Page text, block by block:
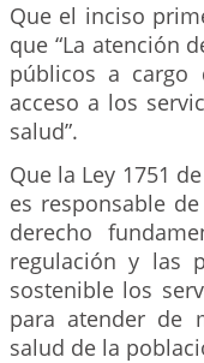
Que el inciso
que “La atención
públicos a cargo
acceso a los
salud”.
Que la Ley 1751
es responsable
derecho
regulación y las
sostenible los
para atender de
salud de la